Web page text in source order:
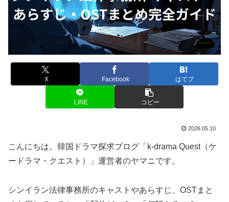
X Facebook はてブ
LINE コピー
2026.05.10
こんにちは。韓国ドラマ探求ブログ「k-drama Quest（ケ
ードラマ・クエスト）」運営者のヤマニです。
シンイラン法律事務所のキャストやあらすじ、OSTまと